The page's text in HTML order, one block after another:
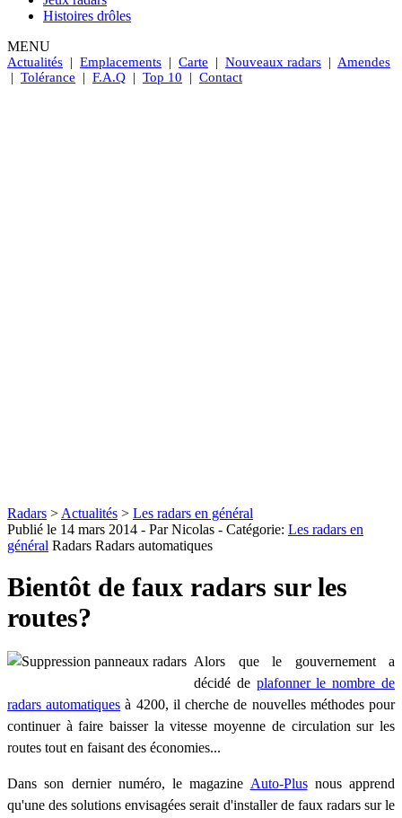
Histoires drôles
MENU
Actualités | Emplacements | Carte | Nouveaux radars | Amendes
| Tolérance | F.A.Q | Top 10 | Contact
Radars > Actualités > Les radars en général
Publié le 14 mars 2014 - Par Nicolas - Catégorie: Les radars en
général Radars Radars automatiques
Bientôt de faux radars sur les
routes?
Alors que le gouvernement a
décidé de plafonner le nombre de
radars automatiques à 4200, il cherche de nouvelles méthodes pour
continuer à faire baisser la vitesse moyenne de circulation sur les
routes tout en faisant des économies...
Dans son dernier numéro, le magazine Auto-Plusnous apprend
qu'une des solutions envisagées serait d'installer de faux radars sur le